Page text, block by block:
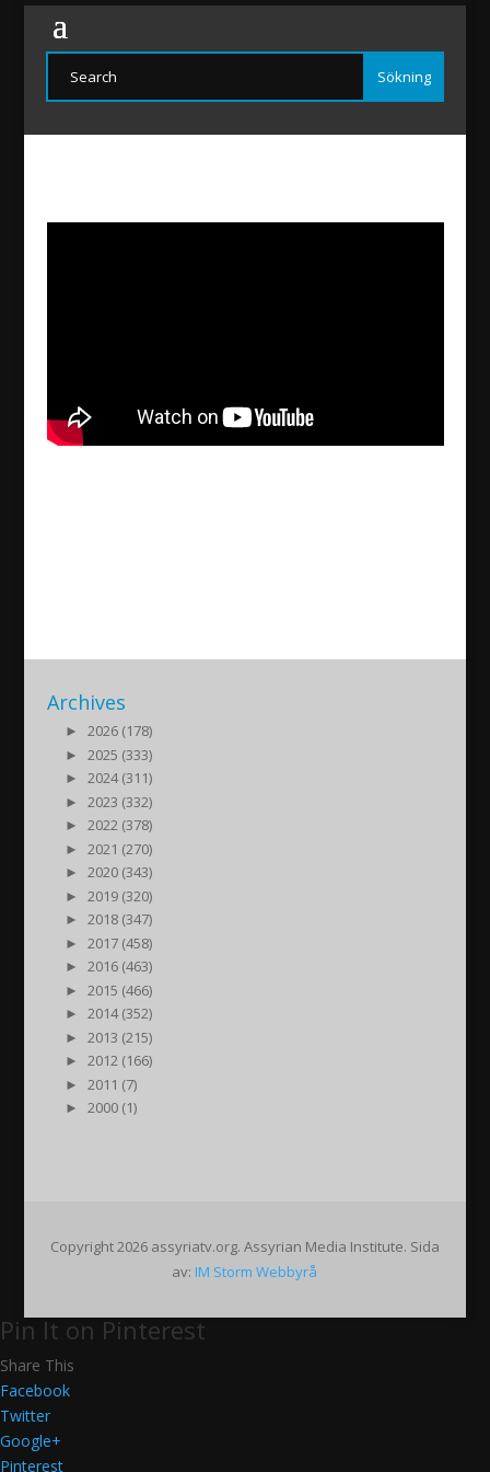
Archives
►
2026 (178)
►
2025 (333)
►
2024 (311)
►
2023 (332)
►
2022 (378)
►
2021 (270)
►
2020 (343)
►
2019 (320)
►
2018 (347)
►
2017 (458)
►
2016 (463)
►
2015 (466)
►
2014 (352)
►
2013 (215)
►
2012 (166)
►
2011 (7)
►
2000 (1)
Copyright 2026 assyriatv.org. Assyrian Media Institute. Sida
av: IM Storm Webbyrå
Pin It on Pinterest
Share This
Facebook
Twitter
Google+
Pinterest